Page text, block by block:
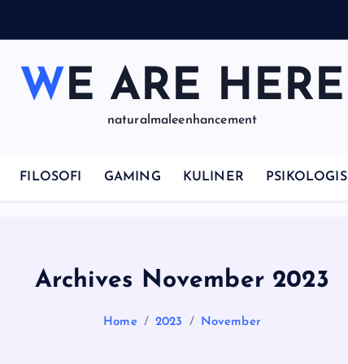
WE ARE HERE
naturalmaleenhancement
FILOSOFI GAMING KULINER PSIKOLOGIS
Archives November 2023
Home 2023 November